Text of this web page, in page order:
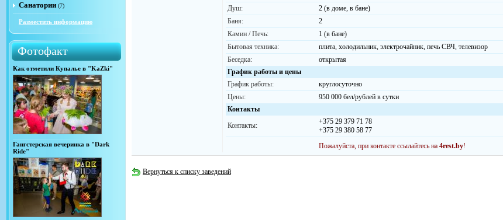
Санатории (7)
Разместить информацию
Фотофакт
Как отметили Купалье в "KaZki"
Гангстерская вечеринка в "Dark
Ride"
Душ:
2 (в доме, в бане)
Баня:
2
Камин / Печь:
1 (в бане)
Бытовая техника:
плита, холодильник, электрочайник, печь СВЧ, телевизор
Беседка:
открытая
График работы и цены
График работы:
круглосуточно
Цены:
950 000 бел/рублей в сутки
Контакты
Контакты:
+375 29 379 71 78
+375 29 380 58 77
Пожалуйста, при контакте ссылайтесь на 4rest.by!
Вернуться к списку заведений